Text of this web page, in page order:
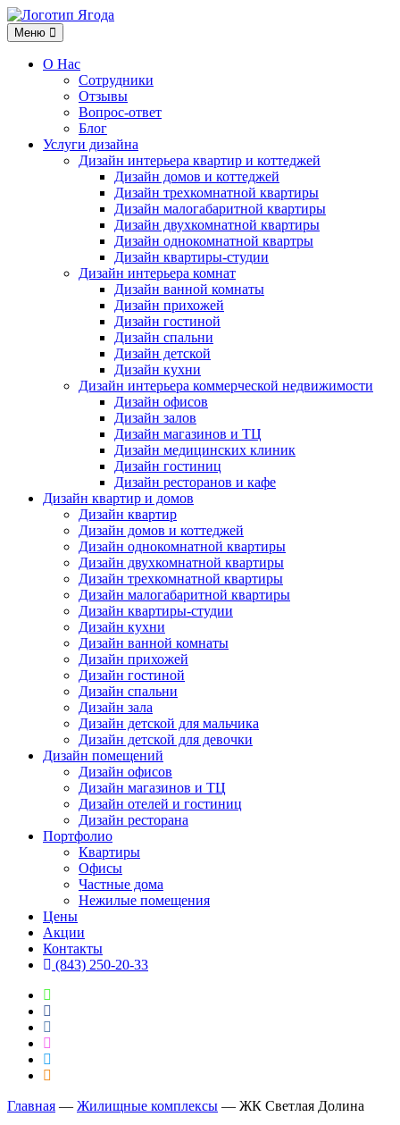
Меню
Меню
О Нас
Сотрудники
Отзывы
Вопрос-ответ
Блог
Услуги дизайна
Дизайн интерьера квартир и коттеджей
Дизайн домов и коттеджей
Дизайн трехкомнатной квартиры
Дизайн малогабаритной квартиры
Дизайн двухкомнатной квартиры
Дизайн однокомнатной квартры
Дизайн квартиры-студии
Дизайн интерьера комнат
Дизайн ванной комнаты
Дизайн прихожей
Дизайн гостиной
Дизайн спальни
Дизайн детской
Дизайн кухни
Дизайн интерьера коммерческой недвижимости
Дизайн офисов
Дизайн залов
Дизайн магазинов и ТЦ
Дизайн медицинских клиник
Дизайн гостиниц
Дизайн ресторанов и кафе
Дизайн квартир и домов
Дизайн квартир
Дизайн домов и коттеджей
Дизайн однокомнатной квартиры
Дизайн двухкомнатной квартиры
Дизайн трехкомнатной квартиры
Дизайн малогабаритной квартиры
Дизайн квартиры-студии
Дизайн кухни
Дизайн ванной комнаты
Дизайн прихожей
Дизайн гостиной
Дизайн спальни
Дизайн зала
Дизайн детской для мальчика
Дизайн детской для девочки
Дизайн помещений
Дизайн офисов
Дизайн магазинов и ТЦ
Дизайн отелей и гостиниц
Дизайн ресторана
Портфолио
Квартиры
Офисы
Частные дома
Нежилые помещения
Цены
Акции
Контакты
(843) 250-20-33
Главная ― Жилищные комплексы ― ЖК Светлая Долина